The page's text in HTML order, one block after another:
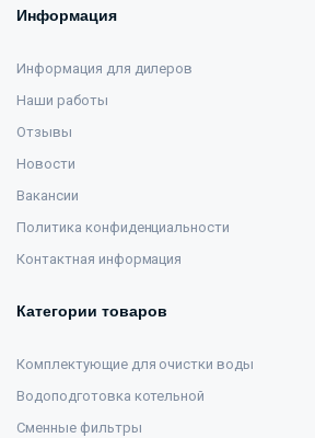
Информация
Информация для дилеров
Наши работы
Отзывы
Новости
Вакансии
Политика конфиденциальности
Контактная информация
Категории товаров
Комплектующие для очистки воды
Водоподготовка котельной
Сменные фильтры